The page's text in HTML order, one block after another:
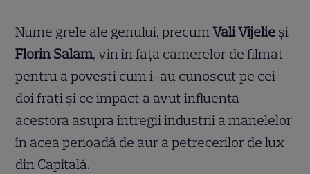
Nume grele ale genului, precumVali Vijelie și
Florin Salam, vin în fața camerelor de filmat
pentru a povesti cum i-au cunoscut pe cei
doi frați și ce impact a avut influența
acestora asupra întregii industrii a manelelor
în acea perioadă de aur a petrecerilor de lux
din Capitală.